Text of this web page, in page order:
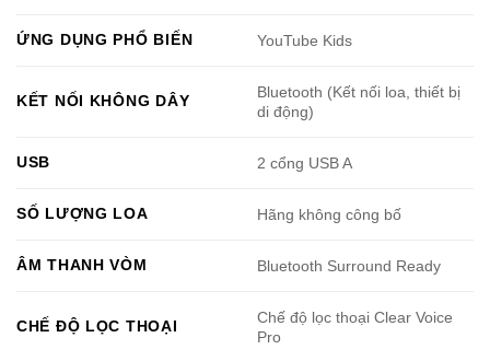
ỨNG DỤNG PHỔ BIẾN YouTube Kids
KẾT NỐI KHÔNG DÂY
Bluetooth (Kết nối loa, thiết bị
di động)
USB 2 cổng USB A
SỐ LƯỢNG LOA Hãng không công bố
ÂM THANH VÒM Bluetooth Surround Ready
CHẾ ĐỘ LỌC THOẠI
Chế độ lọc thoại Clear Voice
Pro